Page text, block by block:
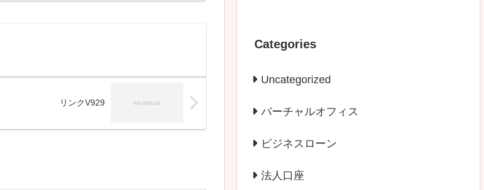
リンクV929
Categories
Uncategorized
バーチャルオフィス
ビジネスローン
法人口座